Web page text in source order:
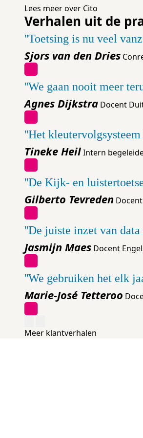
Lees meer over Cito
Verhalen uit de
'Toetsing is nu veel
Sjors van den Dries
'We gaan nooit meer
Agnes Dijkstra Docent
'Het
Tineke HeilIntern
'De Kijk- en
Gilberto Tevreden
'De juiste inzet van
Jasmijn Maes Docent
'We gebruiken het elk
Marie-José Tetteroo
Meer klantverhalen